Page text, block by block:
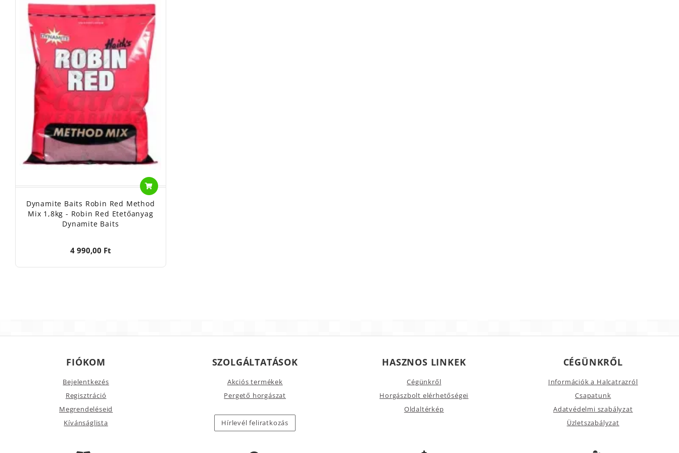
Dynamite Baits Robin Red Method
Mix 1,8kg - Robin Red Etetőanyag
Dynamite Baits
4 990,00 Ft
FIÓKOM
Bejelentkezés
Regisztráció
Megrendeléseid
Kívánságlista
SZOLGÁLTATÁSOK
Akciós termékek
Pergető horgászat
Hírlevél feliratkozás
HASZNOS LINKEK
Cégünkről
Horgászbolt elérhetőségei
Oldaltérkép
CÉGÜNKRŐL
Információk a Halcatrazról
Csapatunk
Adatvédelmi szabályzat
Üzletszabályzat